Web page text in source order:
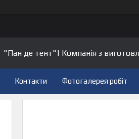
"Пан де тент"| Компанія з
Контакти Фотогалерея робіт